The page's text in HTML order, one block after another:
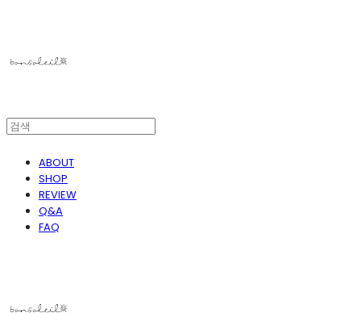
ABOUT
SHOP
REVIEW
Q&A
FAQ